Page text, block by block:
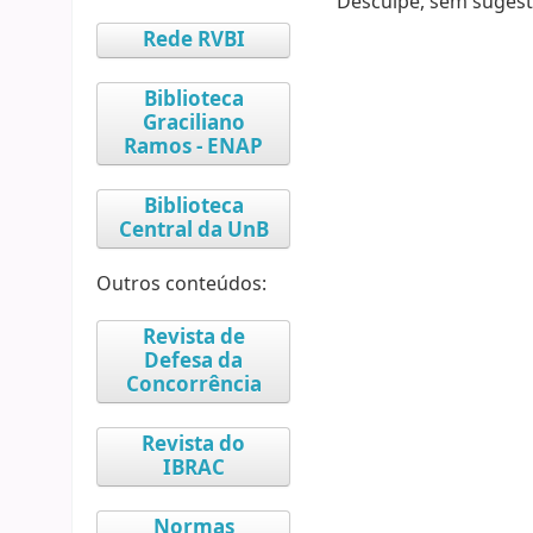
Rede RVBI
Biblioteca
Graciliano
Ramos - ENAP
Biblioteca
Central da UnB
Outros conteúdos:
Revista de
Defesa da
Concorrência
Revista do
IBRAC